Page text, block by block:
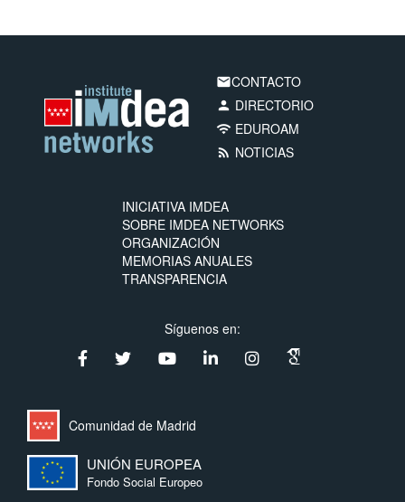
emailCONTACTO
person DIRECTORIO
wifi EDUROAM
rss_feed NOTICIAS
INICIATIVA IMDEA
SOBRE IMDEA NETWORKS
ORGANIZACIÓN
MEMORIAS ANUALES
TRANSPARENCIA
Síguenos en:
Comunidad de Madrid
UNIÓN EUROPEA
Fondo Social Europeo